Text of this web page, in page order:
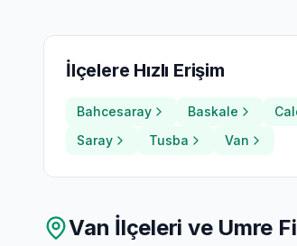
İlçelere Hızlı Erişim
Bahcesaray Baskale
Saray
Tusba Van
Van İlçeleri ve Umre